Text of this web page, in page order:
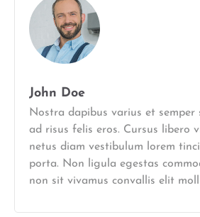
John Doe
Nostra dapibus varius et semper
ad risus felis eros. Cursus libero
netus diam vestibulum lorem
porta. Non ligula egestas
non sit vivamus convallis elit